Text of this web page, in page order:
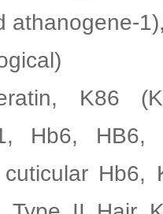
athanogene-
K86
Hb6, HB6,
Hb6,